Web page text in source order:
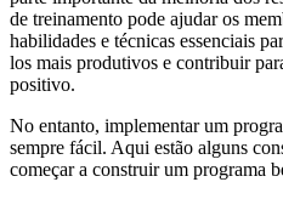
de treinamento pode ajudar os
habilidades e técnicas essenciais
los mais produtivos e contribuir
positivo.
No entanto, implementar um
sempre fácil. Aqui estão alguns
começar a construir um programa